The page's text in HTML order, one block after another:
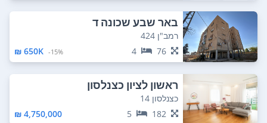
באר שבע שכונה ד
רמב"ן 424
76
4
15%-
650K ₪
ראשון לציון כצנלסון
כצנלסון 14
182
5
4,750,000 ₪